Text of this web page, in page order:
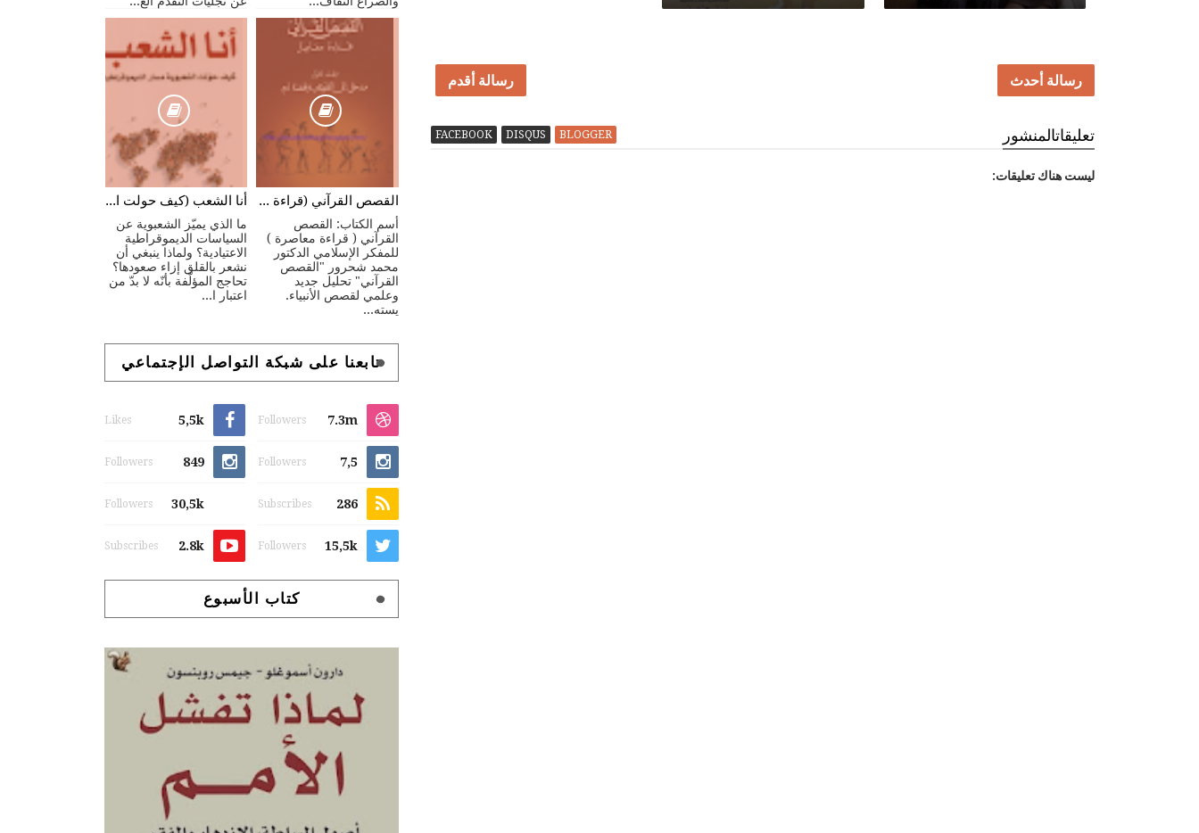
رسالة أحدث رسالة أقدم
تعليقاتالمنشور BLOGGER
DISQUS
FACEBOOK
ليست هناك تعليقات:
القصص القرآني (قراءة معاصرة)
أسم الكتاب: القصص
القرآني ( قراءة معاصرة )
للمفكر الإسلامي الدكتور
محمد شحرور "القصص
القرآني" تحليل جديد
وعلمي لقصص الأنبياء.
يسته...
أنا الشعب (كيف حولت الشعبوية مسار الديموقراطية)
ما الذي يميّز الشعبوية عن
السياسات الديموقراطية
الاعتيادية؟ ولماذا ينبغي أن
نشعر بالقلق إزاء صعودها؟
تحاجج المؤلّفة بأنّه لا بدّ من
اعتبار ا...
تابعنا على شبكة التواصل الإجتماعي
7.3m
Followers
5,5k
Likes
7,5
Followers
849
Followers
286
Subscribes
30,5k
Followers
15,5k
Followers
2.8k
Subscribes
كتاب الأسبوع